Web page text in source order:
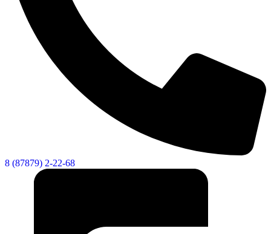
8 (87879) 2-22-68